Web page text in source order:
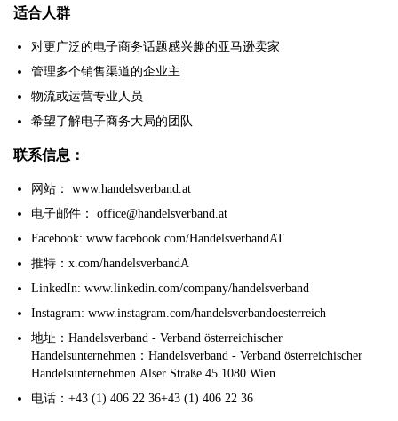
适合人群
对更广泛的电子商务话题感兴趣的亚马逊卖家
管理多个销售渠道的企业主
物流或运营专业人员
希望了解电子商务大局的团队
联系信息：
网站： www.handelsverband.at
电子邮件： office@handelsverband.at
Facebook: www.facebook.com/HandelsverbandAT
推特：x.com/handelsverbandA
LinkedIn: www.linkedin.com/company/handelsverband
Instagram: www.instagram.com/handelsverbandoesterreich
地址：Handelsverband - Verband österreichischer
Handelsunternehmen：Handelsverband - Verband österreichischer
Handelsunternehmen.Alser Straße 45 1080 Wien
电话：+43 (1) 406 22 36+43 (1) 406 22 36